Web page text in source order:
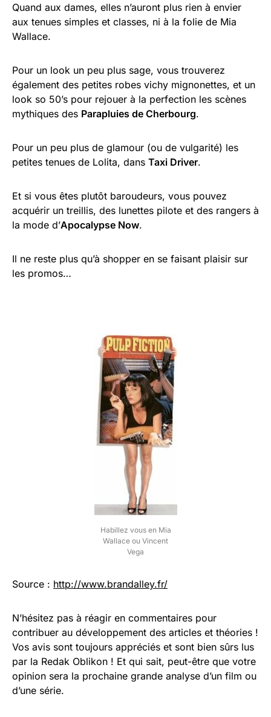
Quand aux dames, elles n’auront plus rien à envier
aux tenues simples et classes, ni à la folie de Mia
Wallace.
Pour un look un peu plus sage, vous trouverez
également des petites robes vichy mignonettes, et un
look so 50’s pour rejouer à la perfection les scènes
mythiques des Parapluies de Cherbourg.
Pour un peu plus de glamour (ou de vulgarité) les
petites tenues de Lolita, dans Taxi Driver.
Et si vous êtes plutôt baroudeurs, vous pouvez
acquérir un treillis, des lunettes pilote et des rangers à
la mode d’Apocalypse Now.
Il ne reste plus qu’à shopper en se faisant plaisir sur
les promos…
Habillez vous en Mia
Wallace ou Vincent
Vega
Source : http://www.brandalley.fr/
N’hésitez pas à réagir en commentaires pour
contribuer au développement des articles et théories !
Vos avis sont toujours appréciés et sont bien sûrs lus
par la Redak Oblikon ! Et qui sait, peut-être que votre
opinion sera la prochaine grande analyse d’un film ou
d’une série.